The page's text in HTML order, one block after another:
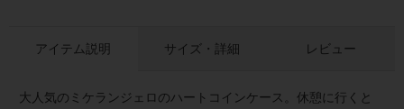
アイテム説明
大人気のミケランジェロのハートコインケース。休憩に行くと
サイズ・詳細 レビュー